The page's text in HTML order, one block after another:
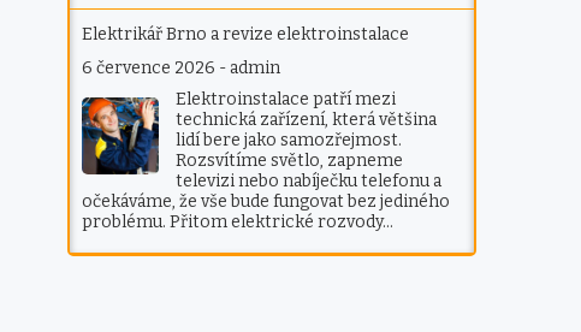
Elektrikář Brno a revize elektroinstalace
6 července 2026 - admin
Elektroinstalace patří mezi
technická zařízení, která většina
lidí bere jako samozřejmost.
Rozsvítíme světlo, zapneme
televizi nebo nabíječku telefonu a
očekáváme, že vše bude fungovat bez jediného
problému. Přitom elektrické rozvody…